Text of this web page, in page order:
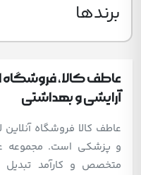
برندها
عاطف کالا، فروشگاه
آرایشی و بهداشتی
عاطف کالا فروشگاه
و پزشکی است. مجموعه
متخصص و کارآمد تبدیل